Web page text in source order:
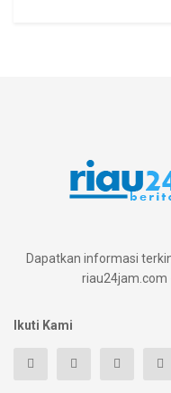
Dapatkan informasi
riau24jam.com
Ikuti Kami